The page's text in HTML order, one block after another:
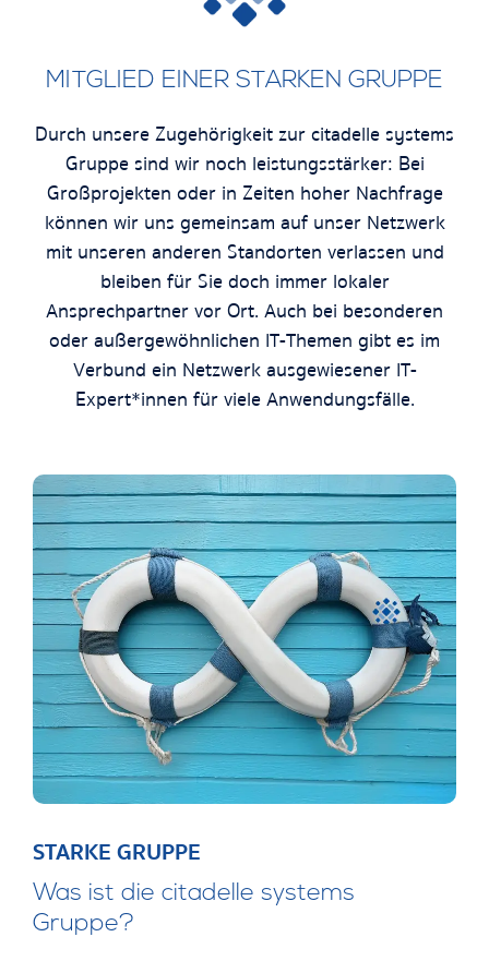
MITGLIED EINER STARKEN GRUPPE
Durch unsere Zugehörigkeit zur citadelle systems
Gruppe sind wir noch leistungsstärker: Bei
Großprojekten oder in Zeiten hoher Nachfrage
können wir uns gemeinsam auf unser Netzwerk
mit unseren anderen Standorten verlassen und
bleiben für Sie doch immer lokaler
Ansprechpartner vor Ort. Auch bei besonderen
oder außergewöhnlichen IT-Themen gibt es im
Verbund ein Netzwerk ausgewiesener IT-
Expert*innen für viele Anwendungsfälle.
STARKE GRUPPE
Was ist die citadelle systems
Gruppe?